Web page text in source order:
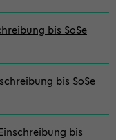
bis SoSe
bis SoSe
bis